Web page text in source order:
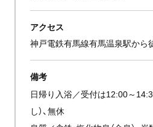
アクセス
神戸電鉄有馬線有馬温泉駅から
備考
日帰り入浴／受付は12:00～
し）、無休